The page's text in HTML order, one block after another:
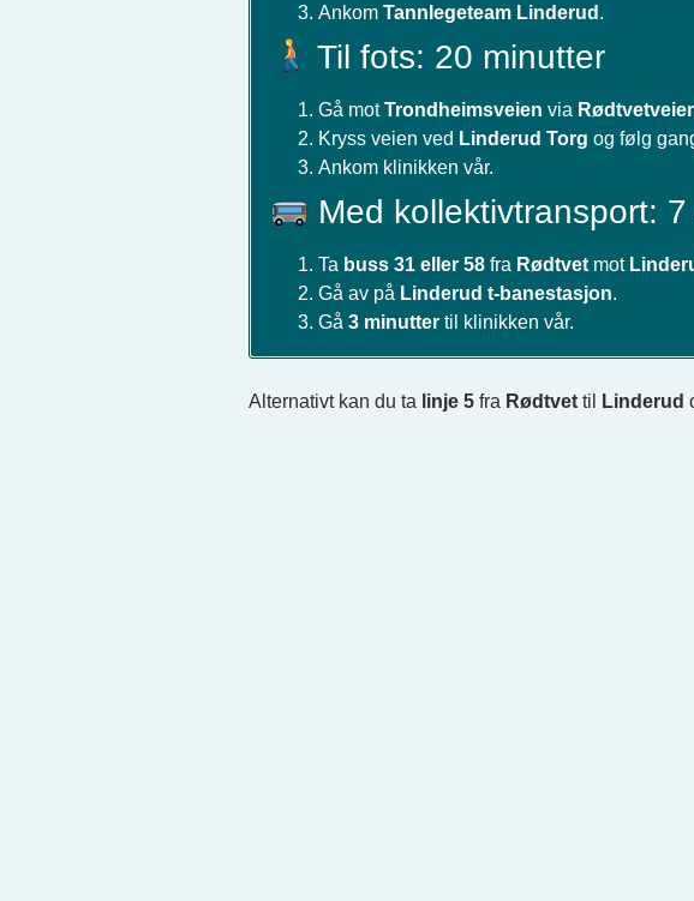
Ankom Tannlegeteam Linderud .
Til fots: 20 minutter
Gå motTrondheimsveien via
Kryss veien ved Linderud Torg og følg
Ankom klinikken vår.
Med kollektivtransport:
Ta buss 31 eller 58 fra Rødtvet mot
Gå av på Linderud t-banestasjon.
Gå 3 minutter til klinikken vår.
Alternativt kan du ta linje 5 fra Rødtvet til Linderud